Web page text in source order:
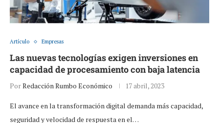
Artículo Empresas
Las nuevas tecnologías exigen inversiones en
capacidad de procesamiento con baja latencia
PorRedacción Rumbo Económico 17 abril, 2023
El avance en la transformación digital demanda más capacidad,
seguridad y velocidad de respuesta en el…